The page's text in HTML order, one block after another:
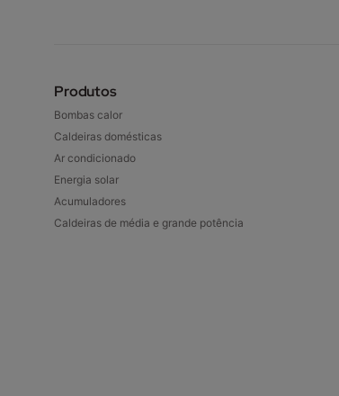
Produtos
Bombas calor
Caldeiras domésticas
Ar condicionado
Energia solar
Acumuladores
Caldeiras de média e grande potência